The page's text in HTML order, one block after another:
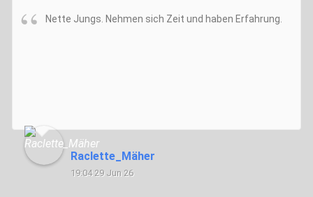
Nette Jungs. Nehmen sich Zeit und haben Erfahrung.
Raclette_Mäher
19:04 29 Jun 26